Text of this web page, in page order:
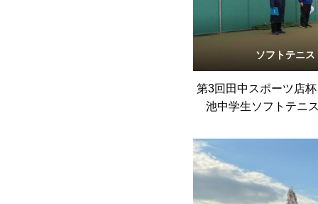
ソフトテニス
第3回田中スポーツ店
池中学生ソフトテニ